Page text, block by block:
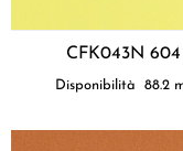
CFK043N 604
Disponibilità 88.2